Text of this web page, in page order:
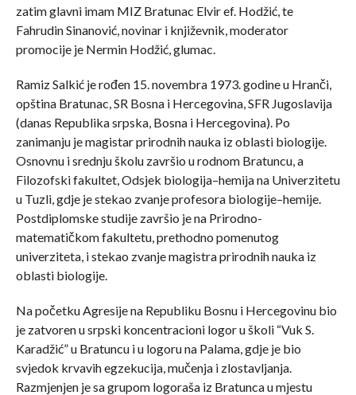
zatim glavni imam MIZ Bratunac Elvir ef. Hodžić, te
Fahrudin Sinanović, novinar i književnik, moderator
promocije je Nermin Hodžić, glumac.
Ramiz Salkić je rođen 15. novembra 1973. godine u Hranči,
opština Bratunac, SR Bosna i Hercegovina, SFR Jugoslavija
(danas Republika srpska, Bosna i Hercegovina). Po
zanimanju je magistar prirodnih nauka iz oblasti biologije.
Osnovnu i srednju školu završio u rodnom Bratuncu, a
Filozofski fakultet, Odsjek biologija–hemija na Univerzitetu
u Tuzli, gdje je stekao zvanje profesora biologije–hemije.
Postdiplomske studije završio je na Prirodno-
matematičkom fakultetu, prethodno pomenutog
univerziteta, i stekao zvanje magistra prirodnih nauka iz
oblasti biologije.
Na početku Agresije na Republiku Bosnu i Hercegovinu bio
je zatvoren u srpski koncentracioni logor u školi “Vuk S.
Karadžić” u Bratuncu i u logoru na Palama, gdje je bio
svjedok krvavih egzekucija, mučenja i zlostavljanja.
Razmjenjen je sa grupom logoraša iz Bratunca u mjestu